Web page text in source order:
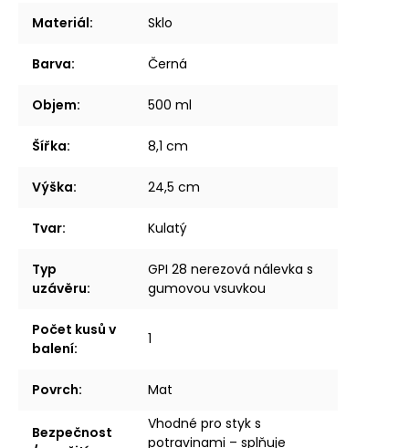
Materiál: Sklo
Barva: Černá
Objem: 500 ml
Šířka: 8,1 cm
Výška: 24,5 cm
Tvar: Kulatý
Typ
uzávěru:
GPI 28 nerezová nálevka s
gumovou vsuvkou
Počet kusů v
balení:
1
Povrch: Mat
Bezpečnost
Vhodné pro styk s
potravinami – splňuje